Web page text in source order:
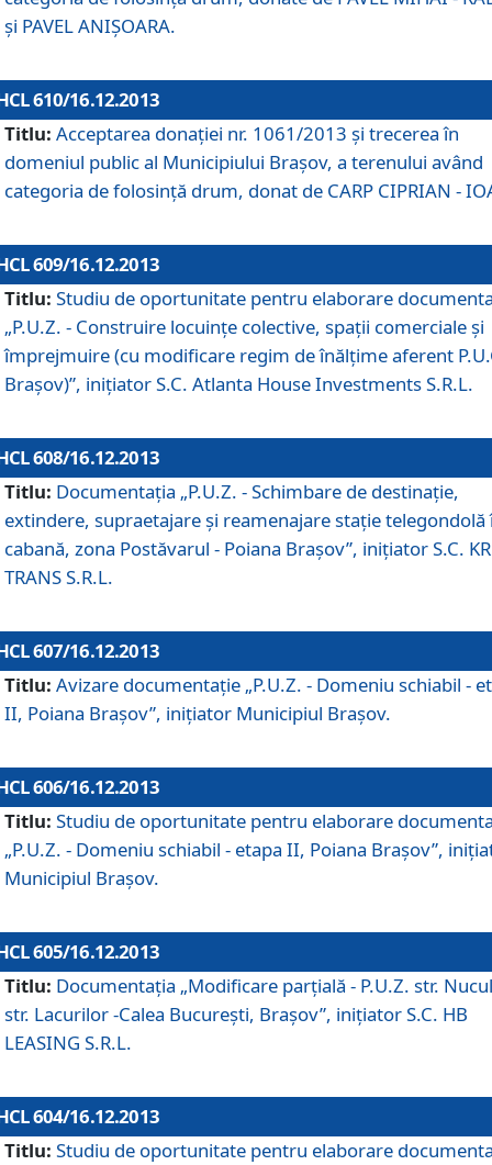
şi PAVEL ANIŞOARA.
610/16.12.2013
Titlu: Acceptarea donaţiei nr. 1061/2013 şi trecerea în
domeniul public al Municipiului Braşov, a terenului având
categoria de folosinţă drum, donat de CARP CIPRIAN -
609/16.12.2013
Titlu: Studiu de oportunitate pentru elaborare
„P.U.Z. - Construire locuinţe colective, spaţii comerciale şi
împrejmuire (cu modificare regim de înălţime aferent
Braşov)”, iniţiator S.C. Atlanta House Investments S.R.L.
608/16.12.2013
Titlu: Documentaţia „P.U.Z. - Schimbare de destinaţie,
extindere, supraetajare şi reamenajare staţie telegondolă
cabană, zona Postăvarul - Poiana Braşov”, iniţiator S.C.
TRANS S.R.L.
607/16.12.2013
Titlu: Avizare documentaţie „P.U.Z. - Domeniu schiabil -
II, Poiana Braşov”, iniţiator Municipiul Braşov.
606/16.12.2013
Titlu: Studiu de oportunitate pentru elaborare
„P.U.Z. - Domeniu schiabil - etapa II, Poiana Braşov”,
Municipiul Braşov.
605/16.12.2013
Titlu: Documentaţia „Modificare parţială - P.U.Z. str.
str. Lacurilor -Calea Bucureşti, Braşov”, iniţiator S.C. HB
LEASING S.R.L.
604/16.12.2013
Titlu: Studiu de oportunitate pentru elaborare